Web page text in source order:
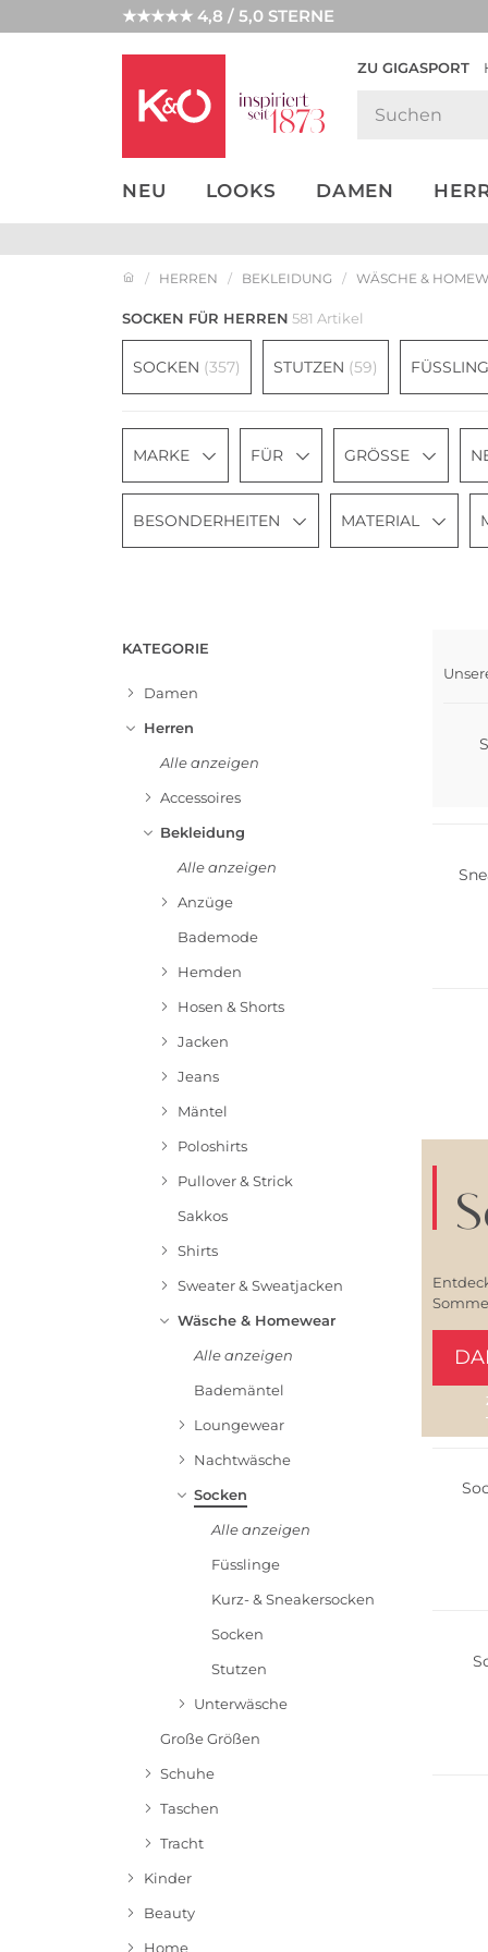
★★★★★ 4,8 / 5,0 STERNE
ZU GIGASPORT
NEU LOOKS DAMEN
NEW IN
WEDDING
HERREN BEKLEIDUNG WÄSCHE &
SOCKEN FÜR HERREN 581 Artikel
SOCKEN (357) STUTZEN (59)
MARKE FÜR GRÖSSE
BESONDERHEITEN MATERIAL
KATEGORIE
Damen
Herren
Alle anzeigen
Accessoires
Bekleidung
Alle anzeigen
Anzüge
Bademode
Hemden
Hosen & Shorts
Jacken
Jeans
Mäntel
Poloshirts
Pullover & Strick
Sakkos
Shirts
Sweater & Sweatjacken
Wäsche & Homewear
Alle anzeigen
Bademäntel
Loungewear
Nachtwäsche
Socken
Alle anzeigen
Füsslinge
Kurz- & Sneakersocken
Socken
Stutzen
Unterwäsche
Große Größen
Schuhe
Taschen
Tracht
Kinder
Beauty
Home